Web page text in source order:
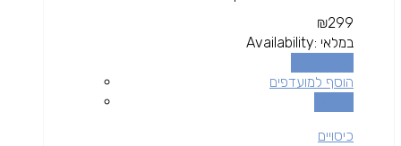
₪299
Availability: במלאי
הוסף למועדפים
כיסויים